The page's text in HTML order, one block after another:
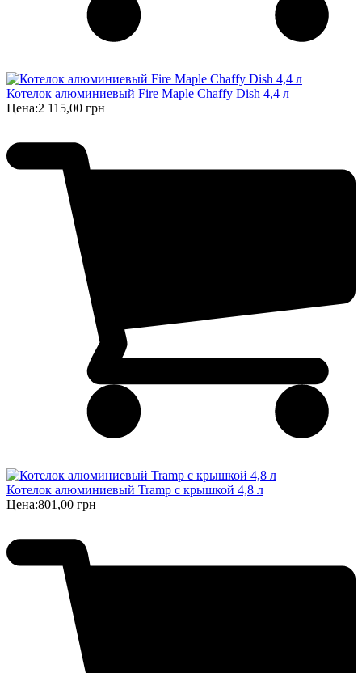
Котелок алюминиевый Fire Maple Chaffy Dish 4,4 л
Цена:2 115,00 грн
Котелок алюминиевый Tramp с крышкой 4,8 л
Цена:801,00 грн